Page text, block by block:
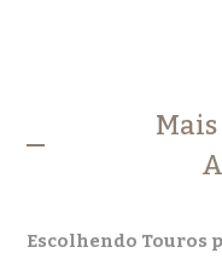
Mais
Escolhendo Touros